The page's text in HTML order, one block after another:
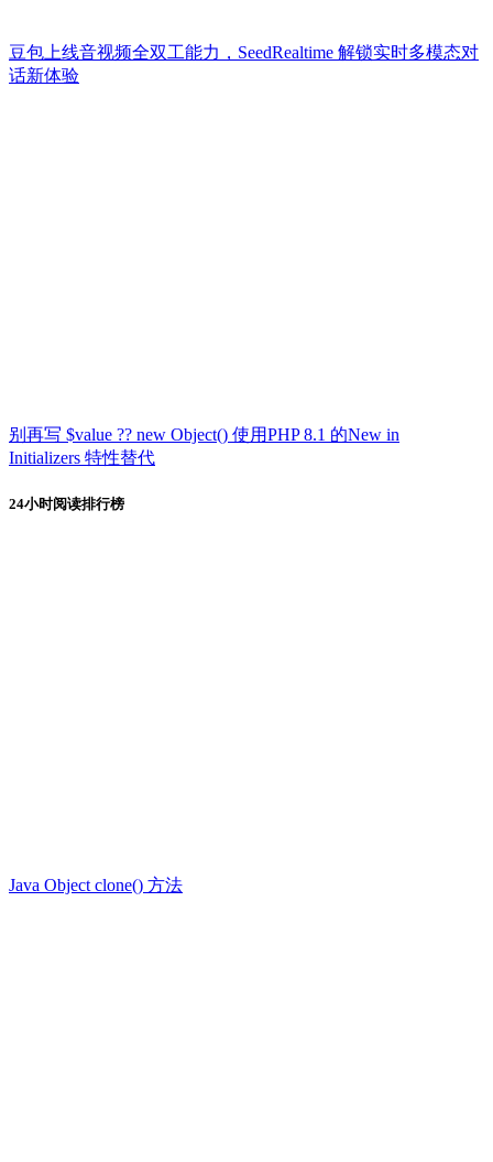
豆包上线音视频全双工能力，SeedRealtime 解锁实时多模态对
话新体验
别再写 $value ?? new Object() 使用PHP 8.1 的New in
Initializers 特性替代
24小时阅读排行榜
Java Object clone() 方法